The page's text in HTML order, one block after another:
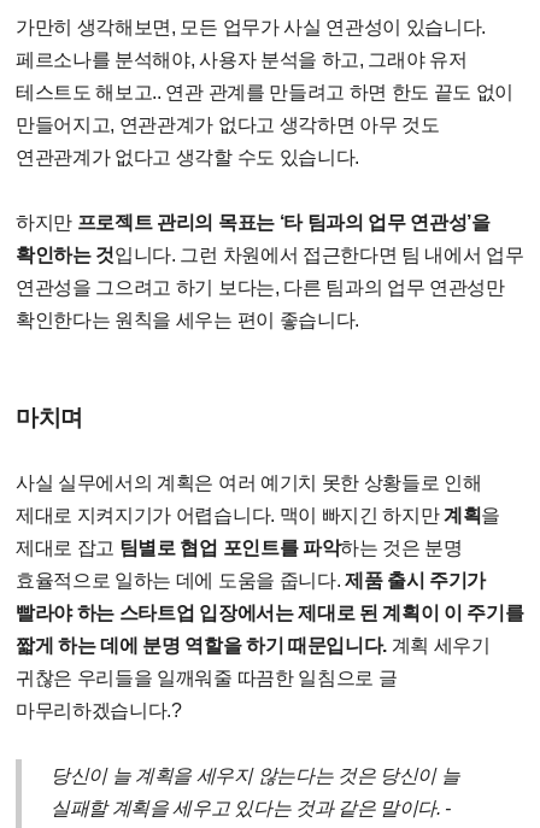
가만히 생각해보면, 모든 업무가 사실 연관성이 있습니다.
페르소나를 분석해야, 사용자 분석을 하고, 그래야 유저
테스트도 해보고.. 연관 관계를 만들려고 하면 한도 끝도 없이
만들어지고, 연관관계가 없다고 생각하면 아무 것도
연관관계가 없다고 생각할 수도 있습니다.
하지만 프로젝트 관리의 목표는 ‘타 팀과의 업무 연관성’을
확인하는 것입니다. 그런 차원에서 접근한다면 팀 내에서 업무
연관성을 그으려고 하기 보다는, 다른 팀과의 업무 연관성만
확인한다는 원칙을 세우는 편이 좋습니다.
마치며
사실 실무에서의 계획은 여러 예기치 못한 상황들로 인해
제대로 지켜지기가 어렵습니다. 맥이 빠지긴 하지만계획을
제대로 잡고 팀별로 협업 포인트를 파악하는 것은 분명
효율적으로 일하는 데에 도움을 줍니다. 제품 출시 주기가
빨라야 하는 스타트업 입장에서는 제대로 된 계획이 이 주기를
짧게 하는 데에 분명 역할을 하기 때문입니다. 계획 세우기
귀찮은 우리들을 일깨워줄 따끔한 일침으로 글
마무리하겠습니다.?
당신이 늘 계획을 세우지 않는다는 것은 당신이 늘
실패할 계획을 세우고 있다는 것과 같은 말이다. -